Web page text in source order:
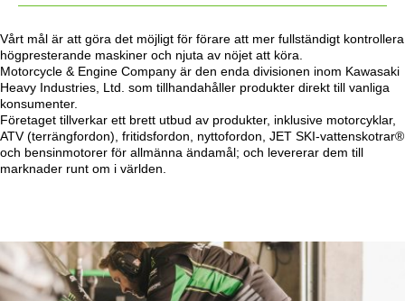
Vårt mål är att göra det möjligt för förare att mer fullständigt kontrollera
högpresterande maskiner och njuta av nöjet att köra.
Motorcycle & Engine Company är den enda divisionen inom Kawasaki
Heavy Industries, Ltd. som tillhandahåller produkter direkt till vanliga
konsumenter.
Företaget tillverkar ett brett utbud av produkter, inklusive motorcyklar,
ATV (terrängfordon), fritidsfordon, nyttofordon, JET SKI-vattenskotrar®
och bensinmotorer för allmänna ändamål; och levererar dem till
marknader runt om i världen.